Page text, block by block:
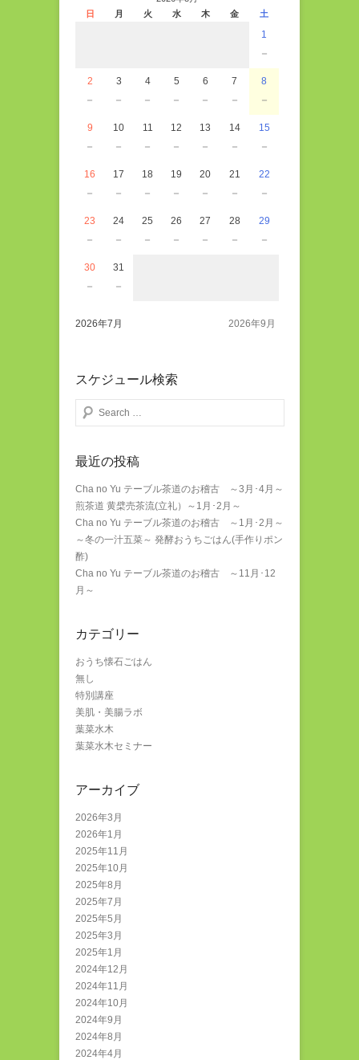
日
月 火 水 木 金 土
1
－
2
－
3
－
4
－
5
－
6
－
7
－
8
－
9
－
10
－
11
－
12
－
13
－
14
－
15
－
16
－
17
－
18
－
19
－
20
－
21
－
22
－
23
－
24
－
25
－
26
－
27
－
28
－
29
－
30
－
31
－
2026年7月 2026年9月
スケジュール検索
検索する
最近の投稿
Cha no Yu テーブル茶道のお稽古 ～3月･4月～
煎茶道 黄檗売茶流(立礼）～1月･2月～
Cha no Yu テーブル茶道のお稽古 ～1月･2月～
～冬の一汁五菜～ 発酵おうちごはん(手作りポン
酢)
Cha no Yu テーブル茶道のお稽古 ～11月･12
月～
カテゴリー
おうち懐石ごはん
無し
特別講座
美肌・美腸ラボ
葉菜水木
葉菜水木セミナー
アーカイブ
2026年3月
2026年1月
2025年11月
2025年10月
2025年8月
2025年7月
2025年5月
2025年3月
2025年1月
2024年12月
2024年11月
2024年10月
2024年9月
2024年8月
2024年4月